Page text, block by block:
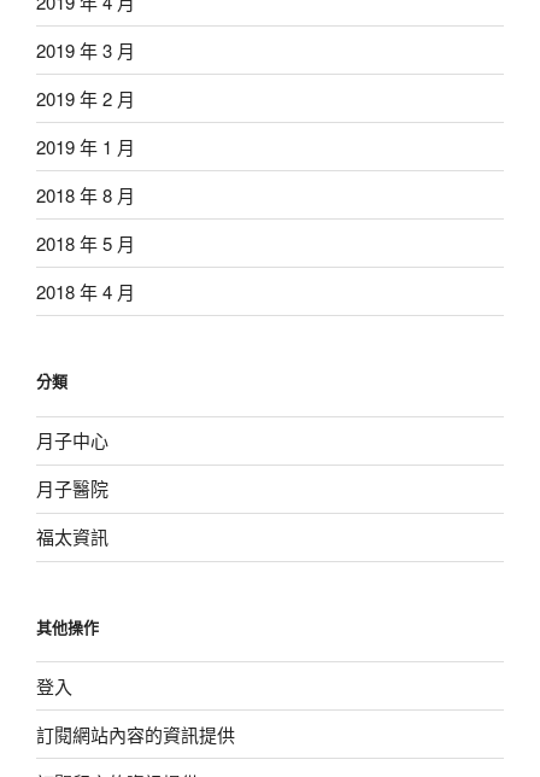
2019 年 3 月
2019 年 2 月
2019 年 1 月
2018 年 8 月
2018 年 5 月
2018 年 4 月
分類
月子中心
月子醫院
福太資訊
其他操作
登入
訂閱網站內容的資訊提供